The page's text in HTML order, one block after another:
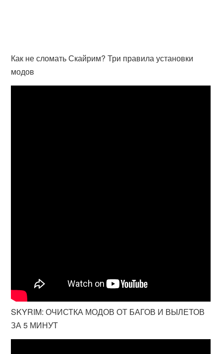
Как не сломать Скайрим? Три правила установки
модов
SKYRIM: ОЧИСТКА МОДОВ ОТ БАГОВ И ВЫЛЕТОВ
ЗА 5 МИНУТ